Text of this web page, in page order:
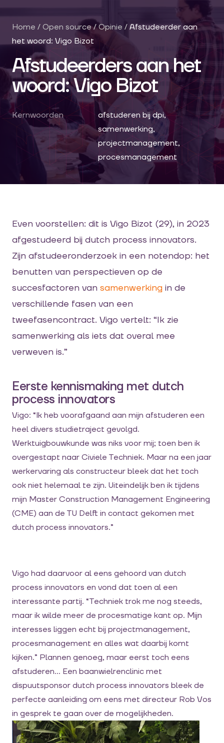
Home / Open source/Opinie / Afstudeerder aan
het woord: Vigo Bizot
Afstudeerders aan het
woord: Vigo Bizot
Kernwoorden
afstuderen bij dpi,
samenwerking,
projectmanagement,
procesmanagement
Even voorstellen: dit is Vigo Bizot (29), in 2023
afgestudeerd bij dutch process innovators.
Zijn afstudeeronderzoek in een notendop: het
benutten van perspectieven op de
succesfactoren van samenwerking in de
verschillende fasen van een
tweefasencontract. Vigo vertelt: “Ik zie
samenwerking als iets dat overal mee
verweven is.”
Eerste kennismaking met dutch
process innovators
Vigo: “Ik heb voorafgaand aan mijn afstuderen een
heel divers studietraject gevolgd.
Werktuigbouwkunde was niks voor mij; toen ben ik
overgestapt naar Civiele Techniek. Maar na een jaar
werkervaring als constructeur bleek dat het toch
ook niet helemaal te zijn. Uiteindelijk ben ik tijdens
mijn Master Construction Management Engineering
(CME) aan de TU Delft in contact gekomen met
dutch process innovators.”
Vigo had daarvoor al eens gehoord van dutch
process innovators en vond dat toen al een
interessante partij. “Techniek trok me nog steeds,
maar ik wilde meer de procesmatige kant op. Mijn
interesses liggen echt bij projectmanagement,
procesmanagement en alles wat daarbij komt
kijken.” Plannen genoeg, maar eerst toch eens
afstuderen… Een baanwielrenclinic met
dispuutsponsor dutch process innovators bleek de
perfecte aanleiding om eens met directeur Rob Vos
in gesprek te gaan over de mogelijkheden.